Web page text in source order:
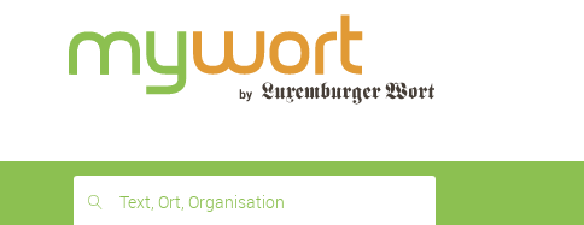
month
free
Text, Ort, Organisation